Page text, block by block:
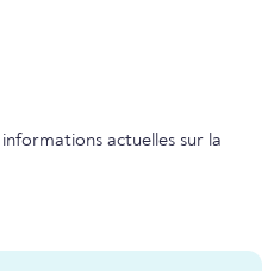
actuelles sur la